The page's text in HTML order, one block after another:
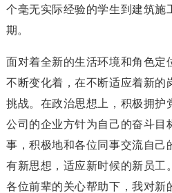
个毫无实际经验的学生到建筑施
期。
面对着全新的生活环境和角色定
不断变化着，在不断适应着新的
挑战。在政治思想上，积极拥护
公司的企业方针为自己的奋斗目
事，积极地和各位同事交流自己
有新思想，适应新时候的新员工
各位前辈的关心帮助下，我对新